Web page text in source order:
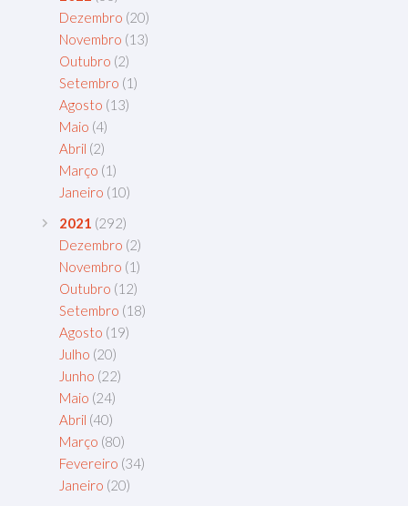
Dezembro (20)
Novembro (13)
Outubro (2)
Setembro (1)
Agosto (13)
Maio (4)
Abril (2)
Março (1)
Janeiro (10)
2021 (292)
Dezembro (2)
Novembro (1)
Outubro (12)
Setembro (18)
Agosto (19)
Julho (20)
Junho (22)
Maio (24)
Abril (40)
Março (80)
Fevereiro (34)
Janeiro (20)